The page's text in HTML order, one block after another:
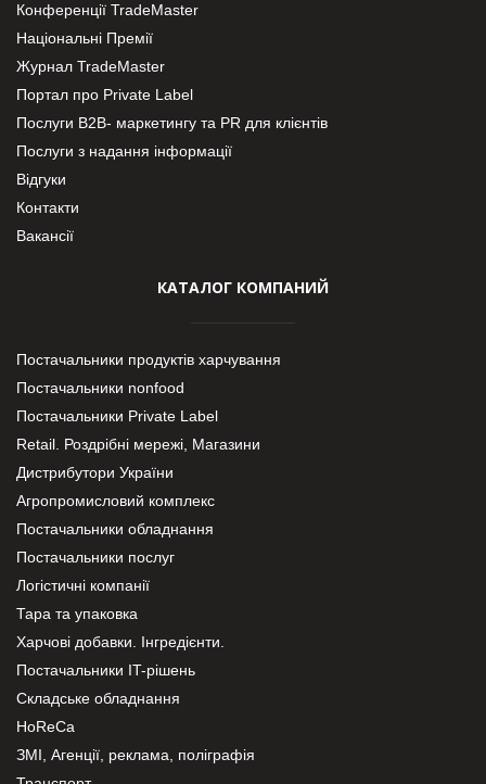
Конференції TradeMaster
Національні Премії
Журнал TradeMaster
Портал про Private Label
Послуги В2В- маркетингу та PR для клієнтів
Послуги з надання інформації
Відгуки
Контакти
Вакансії
КАТАЛОГ КОМПАНИЙ
Постачальники продуктів харчування
Постачальники nonfood
Постачальники Private Label
Retail. Роздрібні мережі, Магазини
Дистрибутори України
Агропромисловий комплекс
Постачальники обладнання
Постачальники послуг
Логістичні компанії
Тара та упаковка
Харчові добавки. Інгредієнти.
Постачальники IT-рішень
Складське обладнання
HoReCa
ЗМІ, Агенції, реклама, поліграфія